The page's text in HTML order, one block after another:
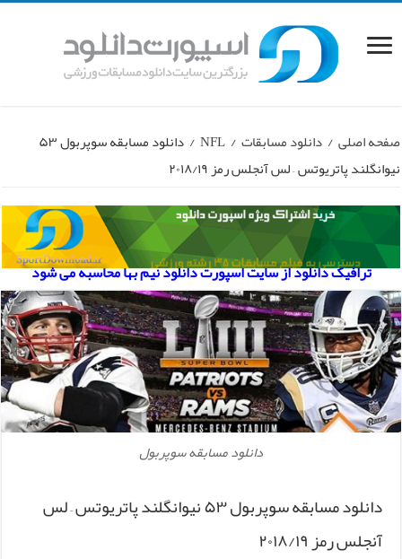
صفحه اصلی / دانلود مسابقات /
NFL
/
دانلود مسابقه سوپربول ۵۳
نیوانگلند پاتریوتس – لس آنجلس رمز ۲۰۱۸/۱۹
ترافیک دانلود از سایت اسپورت دانلود نیم بها محاسبه می شود
دانلود مسابقه سوپربول
دانلود مسابقه سوپربول ۵۳ نیوانگلند پاتریوتس – لس
آنجلس رمز ۲۰۱۸/۱۹